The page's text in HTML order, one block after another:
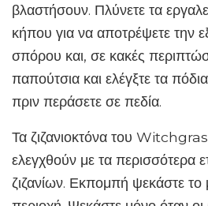
βλαστήσουν. Πλύνετε τα
κήπου για να αποτρέψετε την
σπόρου και, σε κακές
παπούτσια και ελέγξτε τα
πριν περάσετε σε πεδία.
Τα ζιζανιοκτόνα του
ελεγχθούν με τα περισσότερα
ζιζανίων. Εκπομπή ψεκάστε το